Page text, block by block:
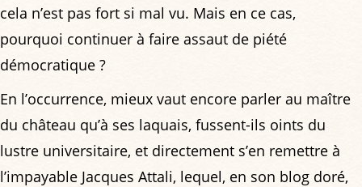
cela n’est pas fort si mal vu. Mais en ce cas,
pourquoi continuer à faire assaut de piété
démocratique ?
En l’occurrence, mieux vaut encore parler au maître
du château qu’à ses laquais, fussent-ils oints du
lustre universitaire, et directement s’en remettre à
l’impayable Jacques Attali, lequel, en son blog doré,